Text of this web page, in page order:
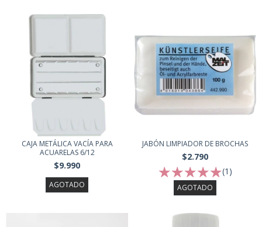
CAJA METÁLICA VACÍA PARA
ACUARELAS 6/12
$9.990
AGOTADO
JABÓN LIMPIADOR DE BROCHAS
$2.790
(1)
AGOTADO